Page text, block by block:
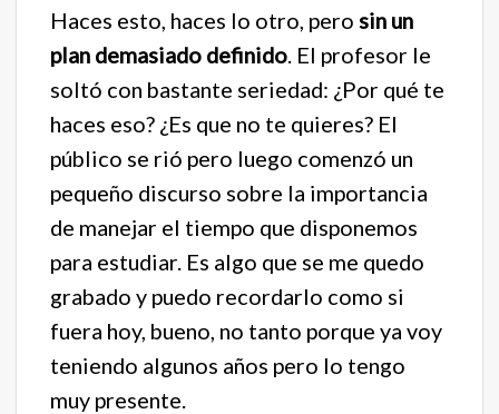
Haces esto, haces lo otro, pero sin un
plan demasiado definido. El profesor le
soltó con bastante seriedad: ¿Por qué te
haces eso? ¿Es que no te quieres? El
público se rió pero luego comenzó un
pequeño discurso sobre la importancia
de manejar el tiempo que disponemos
para estudiar. Es algo que se me quedo
grabado y puedo recordarlo como si
fuera hoy, bueno, no tanto porque ya voy
teniendo algunos años pero lo tengo
muy presente.